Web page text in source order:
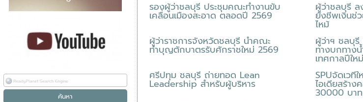
รองผู้ว่าชลบุรี ประชุมคณะทำงานขับ
เคลื่อนเมืองสะอาด ตลอดปี 2569
ผู้ว่าชลบุรี
ยังชีพเงินช่
ไหม้
ผู้ว่าราชการจังหวัดชลบุรี นำคณะ
ทำบุญตักบาตรรับศักราชใหม่ 2569
ผู้ว่าฯ ชลบุรี
ทางบกทาง
เทศกาลปีใหม่
ศรีปทุม ชลบุรี ถ่ายทอด Lean
Leadership สำหรับผู้บริหาร
SPUจัดเวที
ไอเดียสร้าง
30000 บาท